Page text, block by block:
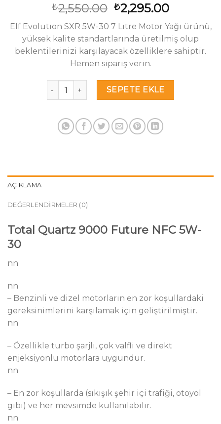
₺2,550.00 Orijinal
fiyat:
₺2,550.00.
₺2,295.00Şu
andaki
fiyat:
Elf Evolution SXR 5W-30 7 Litre Motor Yağı ürünü,
yüksek kalite standartlarında üretilmiş olup
beklentilerinizi karşılayacak özelliklere sahiptir.
Hemen sipariş verin.
Elf Evolution SXR 5W-30 7 Litre Motor Yağı adet
SEPETE EKLE
AÇIKLAMA
DEĞERLENDIRMELER (0)
Total Quartz 9000 Future NFC 5W-
30
nn
nn
– Benzinli ve dizel motorların en zor koşullardaki
gereksinimlerini karşılamak için geliştirilmiştir.
nn
– Özellikle turbo şarjlı, çok valfli ve direkt
enjeksiyonlu motorlara uygundur.
nn
– En zor koşullarda (sıkışık şehir içi trafiği, otoyol
gibi) ve her mevsimde kullanılabilir.
nn